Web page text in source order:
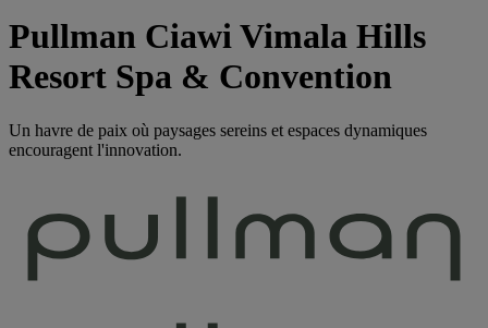
Pullman Ciawi Vimala Hills
Resort Spa & Convention
Un havre de paix où paysages sereins et espaces dynamiques
encouragent l'innovation.